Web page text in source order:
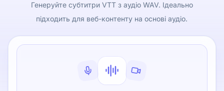
Генеруйте субтитри VTT з аудіо WAV. Ідеально
підходить для веб-контенту на основі аудіо.